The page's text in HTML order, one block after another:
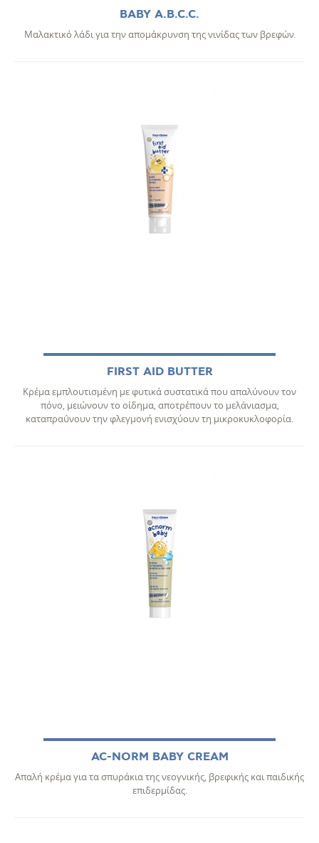
BABY A.B.C.C.
Μαλακτικό λάδι για την απομάκρυνση της νινίδας των βρεφών.
FIRST AID BUTTER
Κρέμα εμπλουτισμένη με φυτικά συστατικά που απαλύνουν τον
πόνο, μειώνουν το οίδημα, αποτρέπουν το μελάνιασμα,
καταπραΰνουν την φλεγμονή ενισχύουν τη μικροκυκλοφορία.
AC-NORM BABY CREAM
Απαλή κρέμα για τα σπυράκια της νεογνικής, βρεφικής και παιδικής
επιδερμίδας.